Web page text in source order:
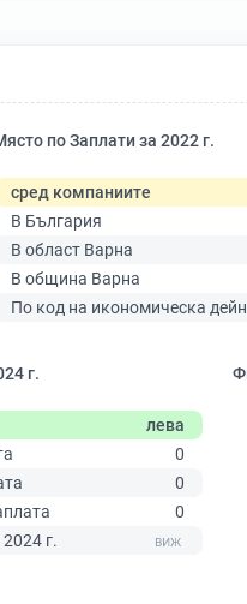
по Заплати за 2022 г.
сред компаниите
В България
В област Варна
В община Варна
По код на икономическа
г.
лева
0
0
0
г.